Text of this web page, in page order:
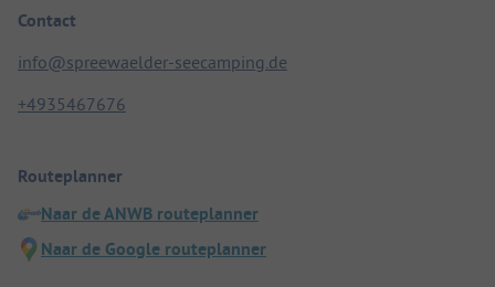
Contact
info@spreewaelder-seecamping.de
+4935467676
Routeplanner
Naar de ANWB routeplanner
Naar de Google routeplanner